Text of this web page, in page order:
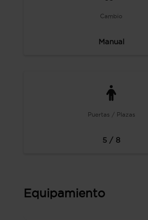
Cambio
Manual
Puertas / Plazas
5 / 8
Equipamiento